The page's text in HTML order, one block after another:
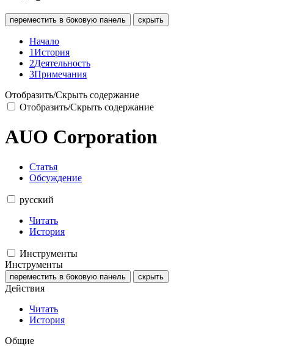
переместить в боковую панель скрыть
Начало
1История
2Деятельность
3Примечания
Отобразить/Скрыть содержание
Отобразить/Скрыть содержание
AUO Corporation
Статья
Обсуждение
русский
Читать
История
Инструменты
Инструменты
переместить в боковую панель скрыть
Действия
Читать
История
Общие